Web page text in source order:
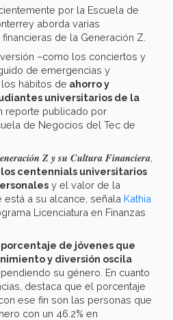
por la Escuela de
aborda varias
de la Generación Z.
–como los conciertos y
de emergencias y
hábitos de ahorro y
universitarios de la
reporte publicado por
de Negocios del Tec de
Z y su Cultura Financiera
centennials universitarios
y el valor de la
a su alcance, señala Kathia
Licenciatura en Finanzas
de jóvenes que
y diversión oscila
su género. En cuanto
destaca que el porcentaje
ese fin son las personas que
con un 46.2% en